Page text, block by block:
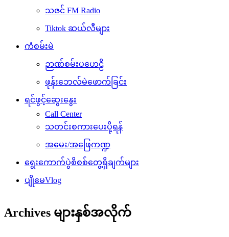
သဇင် FM Radio
Tiktok ဆယ်လီများ
ကံစမ်းမဲ
ဉာဏ်စမ်းပဟေဠိ
ဖုန်းဘေလ်မဲဖောက်ခြင်း
ရင်ဖွင့်ဆွေးနွေး
Call Center
သတင်းစကားပေးပို့ရန်
အမေး/အဖြေကဏ္ဍ
ရွေးကောက်ပွဲစိစစ်တွေ့ရှိချက်များ
ပျိုမေVlog
Archives များနှစ်အလိုက်